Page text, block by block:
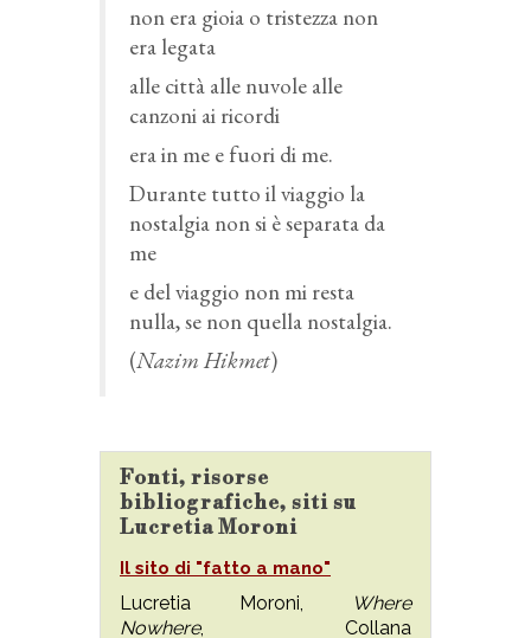
non era gioia o tristezza non
era legata
alle città alle nuvole alle
canzoni ai ricordi
era in me e fuori di me.
Durante tutto il viaggio la
nostalgia non si è separata da
me
e del viaggio non mi resta
nulla, se non quella nostalgia.
(Nazim Hikmet)
Fonti, risorse
bibliografiche, siti su
Lucretia Moroni
Il sito di "fatto a mano"
Lucretia Moroni,
Where
Nowhere, Collana